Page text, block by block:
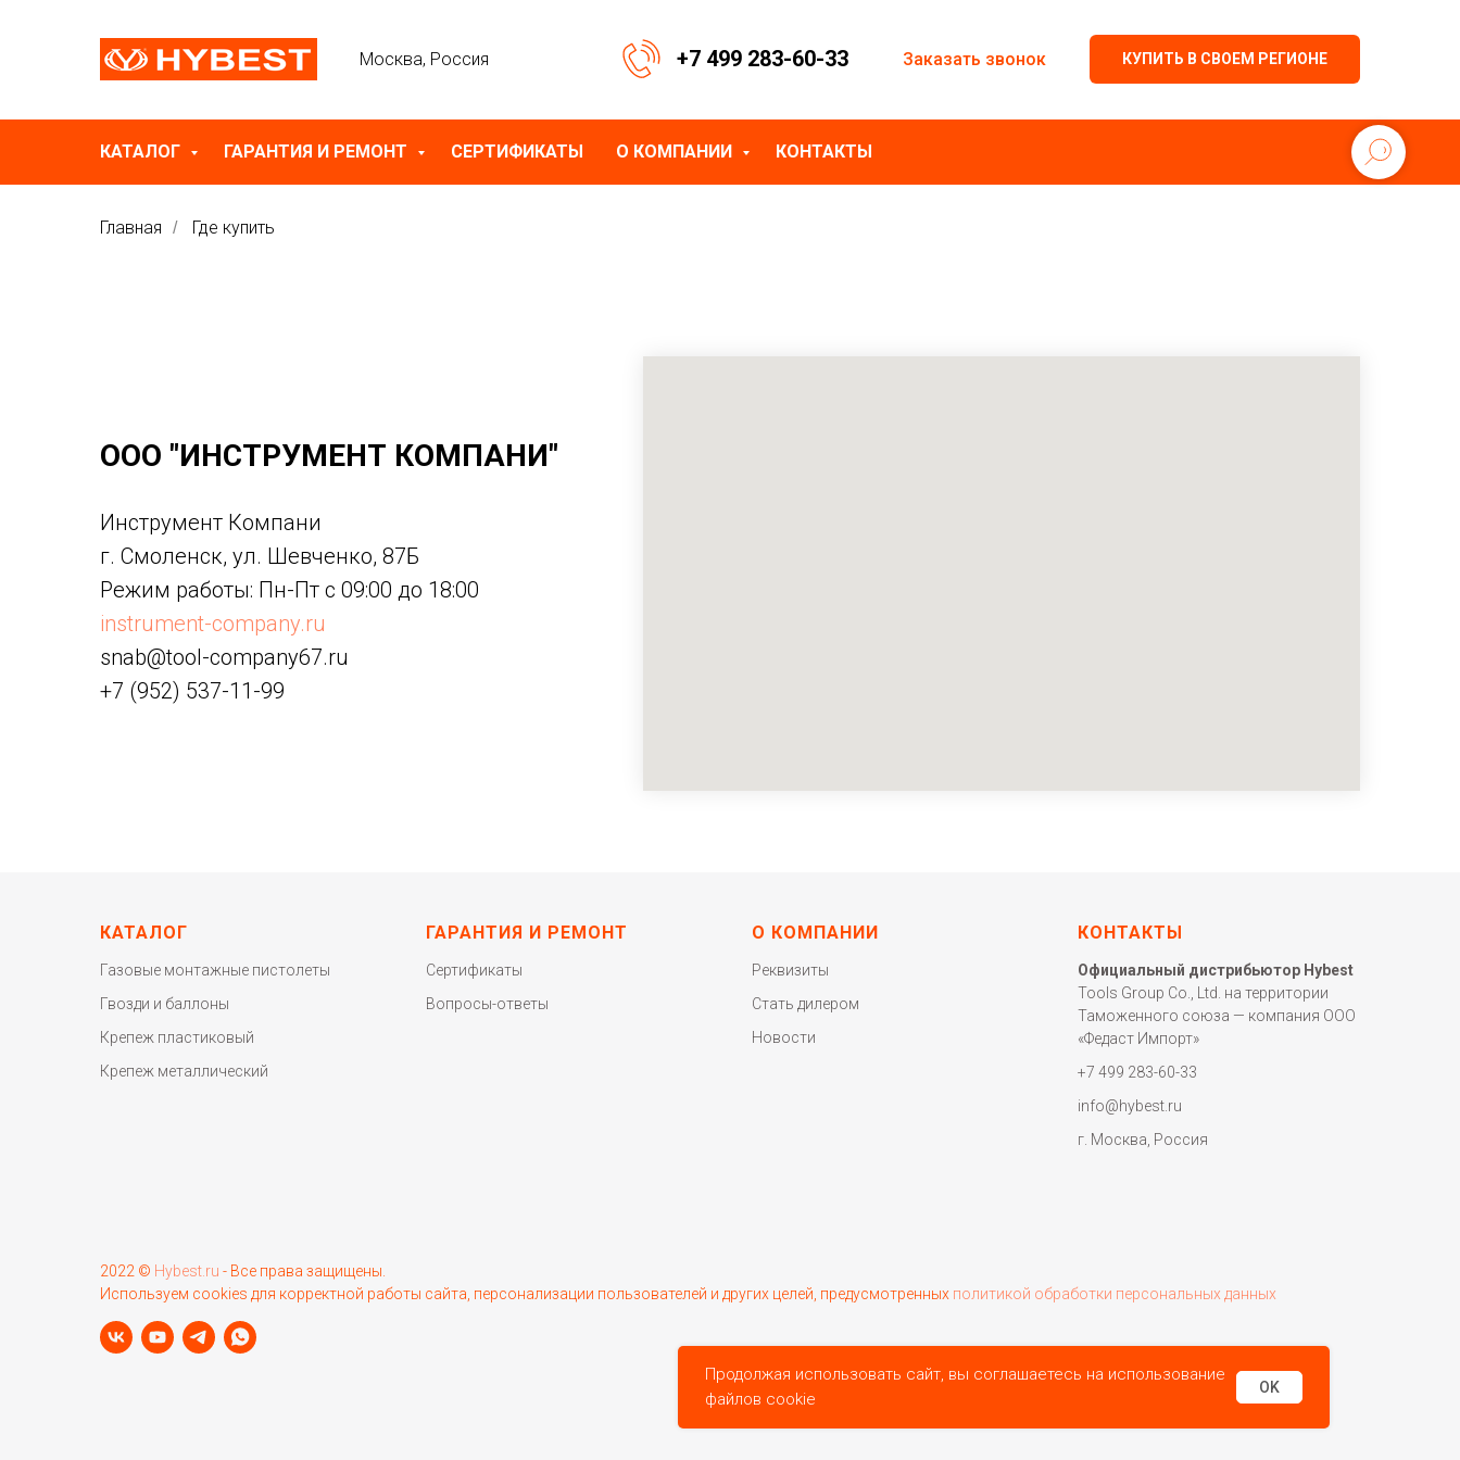
Москва, Россия +7 499 283-60-33 Заказать звонок КУПИТЬ В СВОЕМ РЕГИОНЕ
КАТАЛОГ ГАРАНТИЯ И РЕМОНТ СЕРТИФИКАТЫ О КОМПАНИИ КОНТАКТЫ
Главная / Где купить
ООО "ИНСТРУМЕНТ КОМПАНИ"
Инструмент Компани
г. Смоленск, ул. Шевченко, 87Б
Режим работы: Пн-Пт с 09:00 до 18:00
instrument-company.ru
snab@tool-company67.ru
+7 (952) 537-11-99
КАТАЛОГ
Газовые монтажные пистолеты
Гвозди и баллоны
Крепеж пластиковый
Крепеж металлический
ГАРАНТИЯ И РЕМОНТ
Сертификаты
Вопросы-ответы
О КОМПАНИИ
Реквизиты
Стать дилером
Новости
КОНТАКТЫ
Официальный дистрибьютор Hybest
Tools Group Co., Ltd. на территории
Таможенного союза — компания ООО
«Федаст Импорт»
+7 499 283-60-33
info@hybest.ru
г. Москва, Россия
Продолжая использовать сайт, вы соглашаетесь на использование
файлов cookie
OK
2022 © Hybest.ru - Все права защищены.
Используем cookies для корректной работы сайта, персонализации пользователей и других целей, предусмотренных политикой обработки персональных данных